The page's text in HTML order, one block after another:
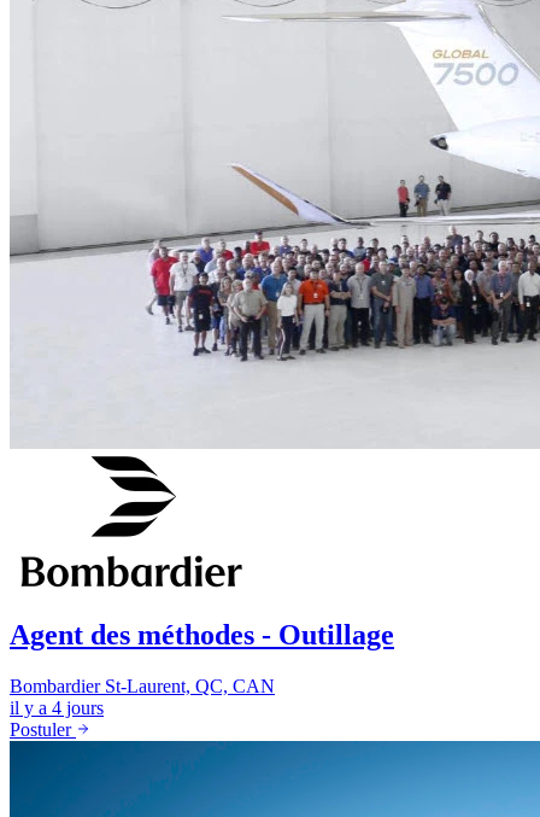
Agent des méthodes - Outillage
Bombardier St-Laurent, QC, CAN
il y a 4 jours
Postuler